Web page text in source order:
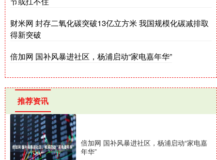
财米网 封存二氧化碳突破13亿立方米 我国规模化碳减排取
得新突破
倍加网 国补风暴进社区，杨浦启动“家电嘉年华”
推荐资讯
倍加网 国补风暴进社区，杨浦启动“家电嘉
年华”